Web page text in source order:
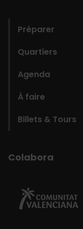
Préparer
Quartiers
Agenda
À faire
Billets & Tours
Colabora